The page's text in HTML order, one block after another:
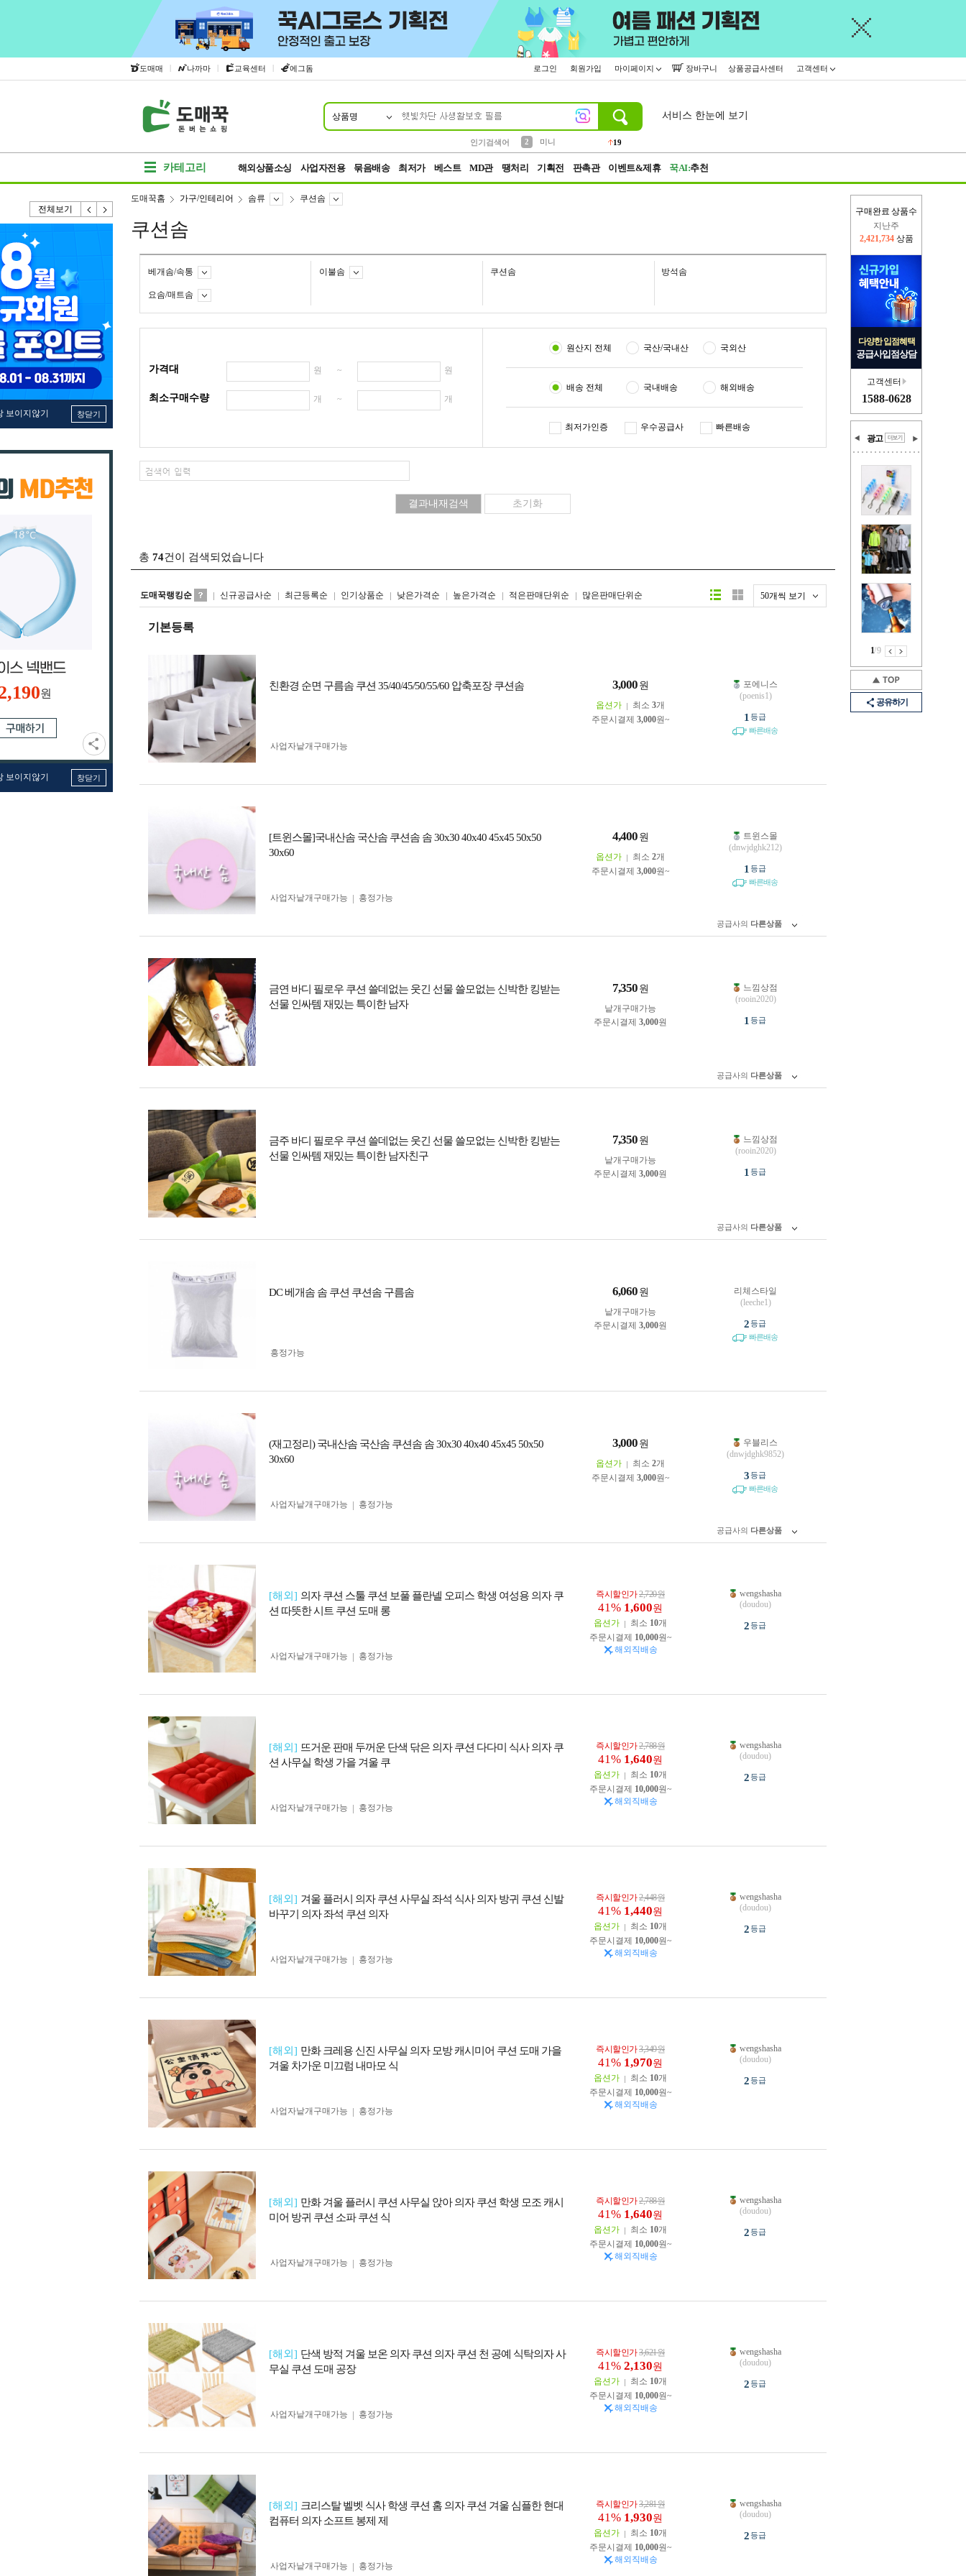
도매매 | 나까마 | 교육센터 | 에그돔 로그인 회원가입 마이페이지 장바구니 상품공급사센터 고객센터
상품명
인기검색어
2
미니
19
서비스 한눈에 보기
카테고리 해외상품소싱 사업자전용 묶음배송 최저가 베스트 MD관 땡처리 기획전 판촉관 이벤트&제휴 꾹AI:추천
전체보기
보이지않기 창닫기
원
보이지않기 창닫기
구매완료 상품수
지난주
오늘(현재)
319,653상품
다양한 입점혜택
공급사입점상담
고객센터
1588-0628
광고
1/9
공유하기
도매꾹홈 가구/인테리어 솜류 쿠션솜
쿠션솜
베개솜/속통 이불솜 쿠션솜 방석솜
요솜/매트솜
가격대 원 ~ 원
최소구매수량 개 ~ 개
원산지 전체 국산/국내산 국외산
배송 전체 국내배송 해외배송
최저가인증 우수공급사 빠른배송
총 74건이 검색되었습니다
도매꾹랭킹순 신규공급사순 최근등록순 인기상품순 낮은가격순 높은가격순 적은판매단위순 많은판매단위순 50개씩 보기
리스트형갤러리형
기본등록
친환경 순면 구름솜 쿠션 35/40/45/50/55/60 압축포장 쿠션솜 3,000 원
옵션가 최소 3개
주문시결제 3,000원~
사업자 낱개구매가능
포에니스
(poenis1)
1 등급
빠른배송
[트윈스몰]국내산솜 국산솜 쿠션솜 솜 30x30 40x40 45x45 50x50
30x60
4,400 원
옵션가 최소 2개
주문시결제 3,000원~
사업자 낱개구매가능 흥정가능
트윈스몰
(dnwjdghk212)
1 등급
빠른배송
공급사의 다른상품
금연 바디 필로우 쿠션 쓸데없는 웃긴 선물 쓸모없는 신박한 킹받는
선물 인싸템 재밌는 특이한 남자
7,350 원
낱개구매가능
주문시결제 3,000원
느낌상점
(rooin2020)
1 등급
공급사의 다른상품
금주 바디 필로우 쿠션 쓸데없는 웃긴 선물 쓸모없는 신박한 킹받는
선물 인싸템 재밌는 특이한 남자친구
7,350 원
낱개구매가능
주문시결제 3,000원
느낌상점
(rooin2020)
1 등급
공급사의 다른상품
DC 베개솜 솜 쿠션 쿠션솜 구름솜 6,060 원
낱개구매가능
주문시결제 3,000원
흥정가능
리체스타일
(leeche1)
2등급
빠른배송
(재고정리) 국내산솜 국산솜 쿠션솜 솜 30x30 40x40 45x45 50x50
30x60
3,000 원
옵션가 최소 2개
주문시결제 3,000원~
사업자 낱개구매가능 흥정가능
우블리스
(dnwjdghk9852)
3등급
빠른배송
공급사의 다른상품
[해외] 의자 쿠션 스툴 쿠션 보풀 플란넬 오피스 학생 여성용 의자 쿠
션 따뜻한 시트 쿠션 도매 롱
즉시할인가2,720원
41% 1,600원
옵션가 최소 10개
주문시결제 10,000원~
해외직배송
사업자 낱개구매가능 흥정가능
wengshasha
(doudou)
2등급
[해외] 뜨거운 판매 두꺼운 단색 닦은 의자 쿠션 다다미 식사 의자 쿠
션 사무실 학생 가을 겨울 쿠
즉시할인가2,788원
41% 1,640원
옵션가 최소 10개
주문시결제 10,000원~
해외직배송
사업자 낱개구매가능 흥정가능
wengshasha
(doudou)
2등급
[해외] 겨울 플러시 의자 쿠션 사무실 좌석 식사 의자 방귀 쿠션 신발
바꾸기 의자 좌석 쿠션 의자
즉시할인가2,448원
41% 1,440원
옵션가 최소 10개
주문시결제 10,000원~
해외직배송
사업자 낱개구매가능 흥정가능
wengshasha
(doudou)
2등급
[해외] 만화 크레용 신진 사무실 의자 모방 캐시미어 쿠션 도매 가을
겨울 차가운 미끄럼 내마모 식
즉시할인가3,349원
41% 1,970원
옵션가 최소 10개
주문시결제 10,000원~
해외직배송
사업자 낱개구매가능 흥정가능
wengshasha
(doudou)
2등급
[해외] 만화 겨울 플러시 쿠션 사무실 앉아 의자 쿠션 학생 모조 캐시
미어 방귀 쿠션 소파 쿠션 식
즉시할인가2,788원
41% 1,640원
옵션가 최소 10개
주문시결제 10,000원~
해외직배송
사업자 낱개구매가능 흥정가능
wengshasha
(doudou)
2등급
[해외] 단색 방적 겨울 보온 의자 쿠션 의자 쿠션 천 공예 식탁의자 사
무실 쿠션 도매 공장
즉시할인가3,621원
41% 2,130원
옵션가 최소 10개
주문시결제 10,000원~
해외직배송
사업자 낱개구매가능 흥정가능
wengshasha
(doudou)
2등급
[해외] 크리스탈 벨벳 식사 학생 쿠션 홈 의자 쿠션 겨울 심플한 현대
컴퓨터 의자 소프트 봉제 제
즉시할인가3,281원
41% 1,930원
옵션가 최소 10개
주문시결제 10,000원~
해외직배송
사업자 낱개구매가능 흥정가능
wengshasha
(doudou)
2등급